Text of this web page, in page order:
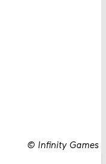
© Infinity Games